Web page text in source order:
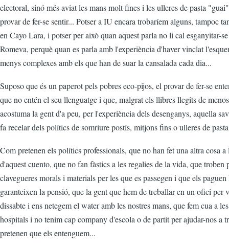
electoral, sinó més aviat les mans molt fines i les ulleres de pasta
provar de fer-se sentir... Potser a IU encara trobaríem alguns, tampoc
en Cayo Lara, i potser per això quan aquest parla no li cal esganyitar-
Romeva, perquè quan es parla amb l'experiència d'haver vinclat
menys complexes amb els que han de suar la cansalada cada dia...
Suposo que és un paperot pels pobres eco-pijos, el provar de fer-se
que no entén el seu llenguatge i que, malgrat els llibres llegits de
acostuma la gent d'a peu, per l'experiència dels desenganys, aquella
fa recelar dels polítics de somriure postís, mitjons fins o ulleres de
Com pretenen els polítics professionals, que no han fet una altra cosa
d'aquest cuento, que no fan fàstics a les regalies de la vida, que troben
clavegueres morals i materials per les que es passegen i que els
garanteixen la pensió, que la gent que hem de treballar en un ofici per
dissabte i ens netegem el water amb les nostres mans, que fem cua a
hospitals i no tenim cap company d'escola o de partit per ajudar-nos a
pretenen que els entenguem...